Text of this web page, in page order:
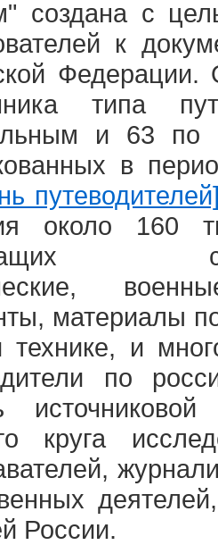
создана с
к
типа
и 63 по
в
около 160
материалы
технике, и
по
круга
России.